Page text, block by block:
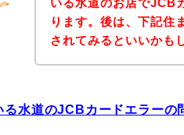
いる水道のお店でJCB
ります。後は、下記住
されてみるといいかも
る水道のJCBカードエラーの